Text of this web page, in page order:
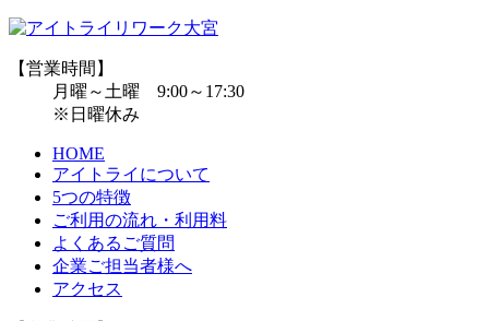
【営業時間】
月曜～土曜 9:00～17:30
※日曜休み
HOME
アイトライについて
5つの特徴
ご利用の流れ・利用料
よくあるご質問
企業ご担当者様へ
アクセス